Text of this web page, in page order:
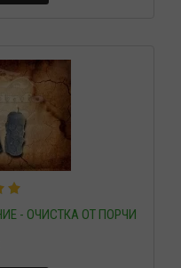
- ОЧИСТКА ОТ ПОРЧИ